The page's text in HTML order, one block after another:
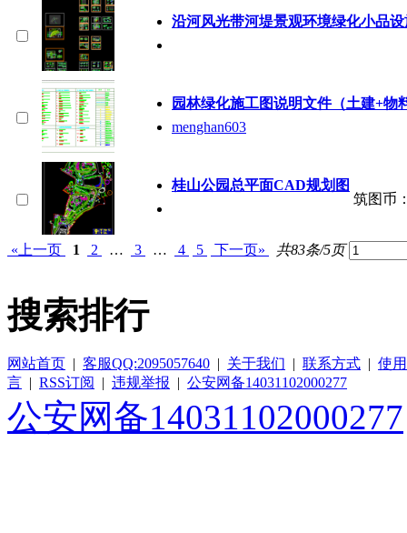
沿河风光带河堤景观环境绿化小品
园林绿化施工图说明文件（土建+物
menghan603
桂山公园总平面CAD规划图
筑图币
«上一页 1 2 … 3 … 4 5 下一页» 共83条/5页
搜索排行
网站首页 | 客服QQ:2095057640 | 关于我们 | 联系方式 | 使
言 | RSS订阅 | 违规举报 | 公安网备14031102000277
公安网备14031102000277